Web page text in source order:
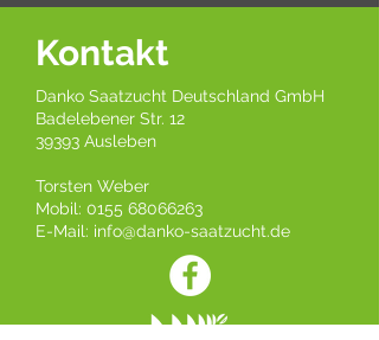
Kontakt
Danko Saatzucht Deutschland GmbH
Badelebener Str. 12
39393 Ausleben
Torsten Weber
Mobil: 0155 68066263
E-Mail: info@danko-saatzucht.de